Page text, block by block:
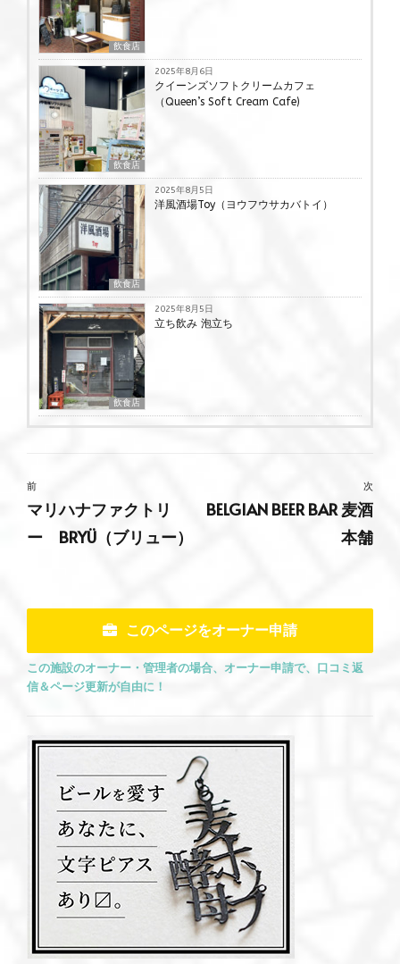
飲食店
飲食店
2025年8月6日
クイーンズソフトクリームカフェ
（Queen’s Soft Cream Cafe)
飲食店
2025年8月5日
洋風酒場Toy（ヨウフウサカバトイ）
飲食店
2025年8月5日
立ち飲み 泡立ち
前
マリハナファクトリ
ー BRYÜ（ブリュー）
次
BELGIAN BEER BAR 麦酒
本舗
このページをオーナー申請
この施設のオーナー・管理者の場合、オーナー申請で、口コミ返
信＆ページ更新が自由に！